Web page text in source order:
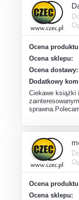
Ocena
Ocena sklepu:
Ocena dostawy:
Dodatkowy
Ciekawe książki
Ocena
Ocena sklepu: